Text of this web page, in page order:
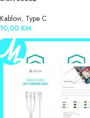
Kablovi, Type C
10,00 KM